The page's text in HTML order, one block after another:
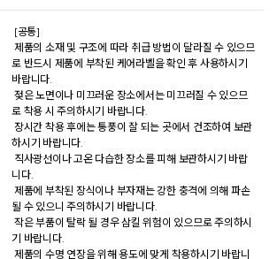
로 반드시 제품에 부착된 케어라벨을 확인 후 사용하시기
바랍니다.
로 착용 시 주의하시기 바랍니다.
하시기 바랍니다.
니다.
될 수 있으니 주의하시기 바랍니다.
기 바랍니다.